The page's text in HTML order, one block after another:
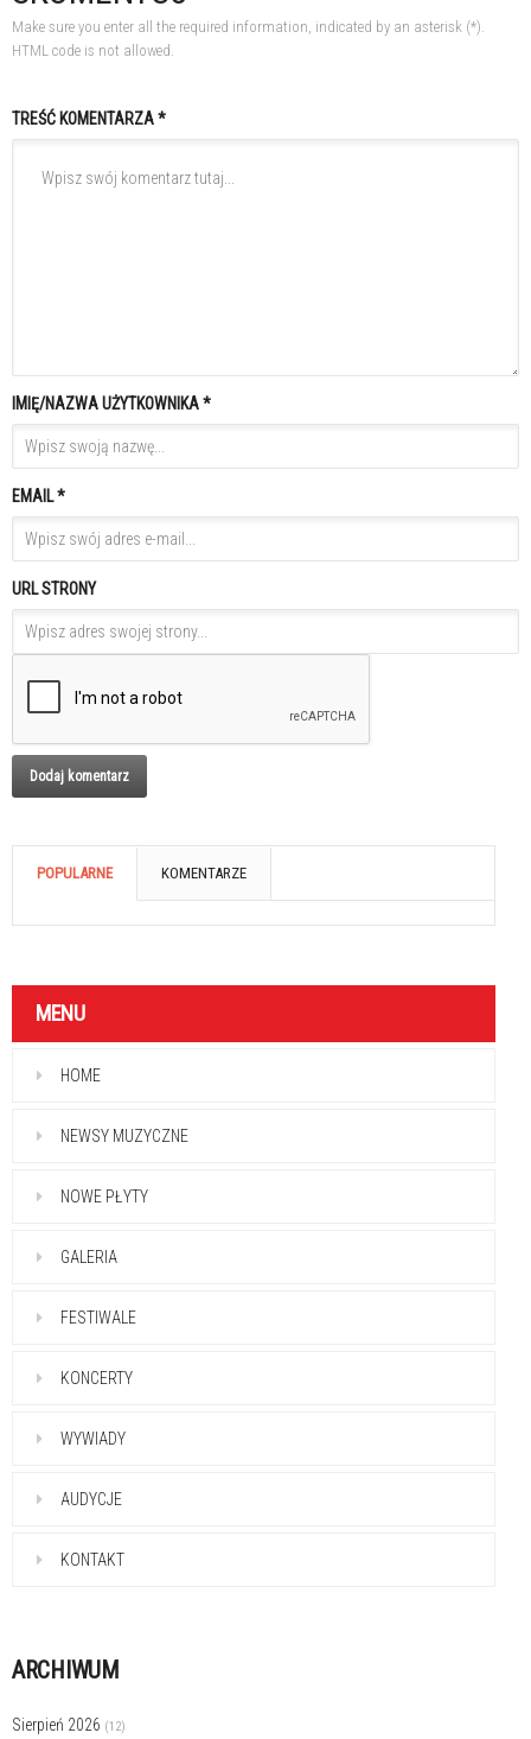
Make sure you enter all the required information, indicated by an asterisk (*).
HTML code is not allowed.
TREŚĆ KOMENTARZA *
IMIĘ/NAZWA UŻYTKOWNIKA *
EMAIL *
URL STRONY
POPULARNE KOMENTARZE
MENU
HOME
NEWSY MUZYCZNE
NOWE PŁYTY
GALERIA
FESTIWALE
KONCERTY
WYWIADY
AUDYCJE
KONTAKT
ARCHIWUM
Sierpień 2026 (12)